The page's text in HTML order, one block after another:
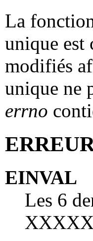
La
unique est
modifiés
unique ne
errno
EINVAL
Les 6